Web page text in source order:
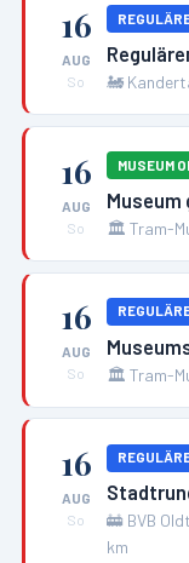
16
AUG
So
🚂
16
AUG
So
MUSEUM
🏛️ Tram-
16
AUG
So
🏛️ Tram-
16
AUG
So
🚋 BVB
km